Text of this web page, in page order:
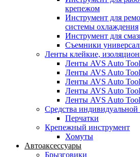
крепежом
Инструмент для
системы охлаждения
Инструмент для
Съемники
Ленты клейкие,
Ленты AVS Auto
Ленты AVS Auto
Ленты AVS Auto
Ленты AVS Auto
Ленты AVS Auto
Средства
Перчатки
Крепежный инструмент
Хомуты
Автоаксессуары
Брызговики